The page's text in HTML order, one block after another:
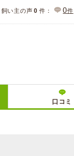
飼い主の声 0 件： 0件
口コミ